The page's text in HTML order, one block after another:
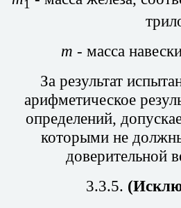
1
m - масса
За результат
арифметическое
определений,
которыми не
доверительной
3.3.5.